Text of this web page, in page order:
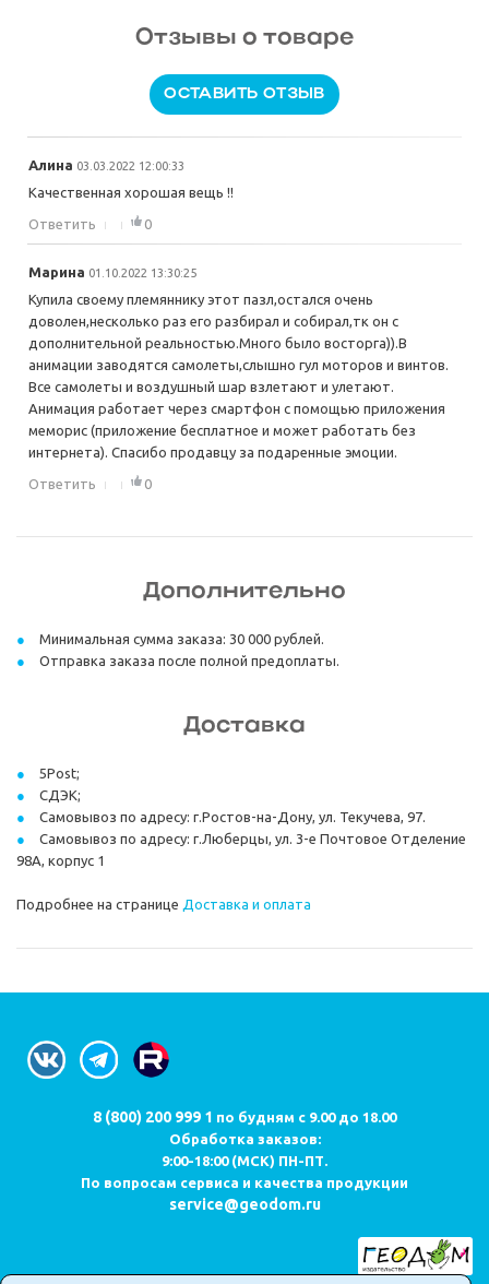
Отзывы о товаре
ОСТАВИТЬ ОТЗЫВ
Алина 03.03.2022 12:00:33
Качественная хорошая вещь !!
Ответить 0
Марина 01.10.2022 13:30:25
Купила своему племяннику этот пазл,остался очень
доволен,несколько раз его разбирал и собирал,тк он с
дополнительной реальностью.Много было восторга)).В
анимации заводятся самолеты,слышно гул моторов и винтов.
Все самолеты и воздушный шар взлетают и улетают.
Анимация работает через смартфон с помощью приложения
меморис (приложение бесплатное и может работать без
интернета). Спасибо продавцу за подаренные эмоции.
Ответить 0
Дополнительно
Минимальная сумма заказа: 30 000 рублей.
Отправка заказа после полной предоплаты.
Доставка
5Post;
СДЭК;
Самовывоз по адресу: г.Ростов-на-Дону, ул. Текучева, 97.
Самовывоз по адресу: г.Люберцы, ул. 3-е Почтовое Отделение
98А, корпус 1
Подробнее на странице Доставка и оплата
8 (800) 200 999 1 по будням с 9.00 до 18.00
Обработка заказов:
9:00-18:00 (МСК) ПН-ПТ.
По вопросам сервиса и качества продукции
service@geodom.ru